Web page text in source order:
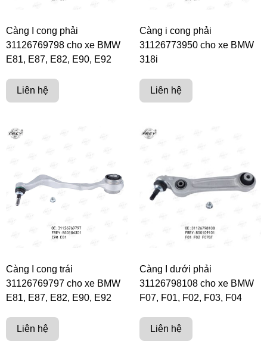
Càng I cong phải
31126769798 cho xe BMW
E81, E87, E82, E90, E92
Liên hệ
Càng i cong phải
31126773950 cho xe BMW
318i
Liên hệ
Càng I cong trái
31126769797 cho xe BMW
E81, E87, E82, E90, E92
Liên hệ
Càng I dưới phải
31126798108 cho xe BMW
F07, F01, F02, F03, F04
Liên hệ